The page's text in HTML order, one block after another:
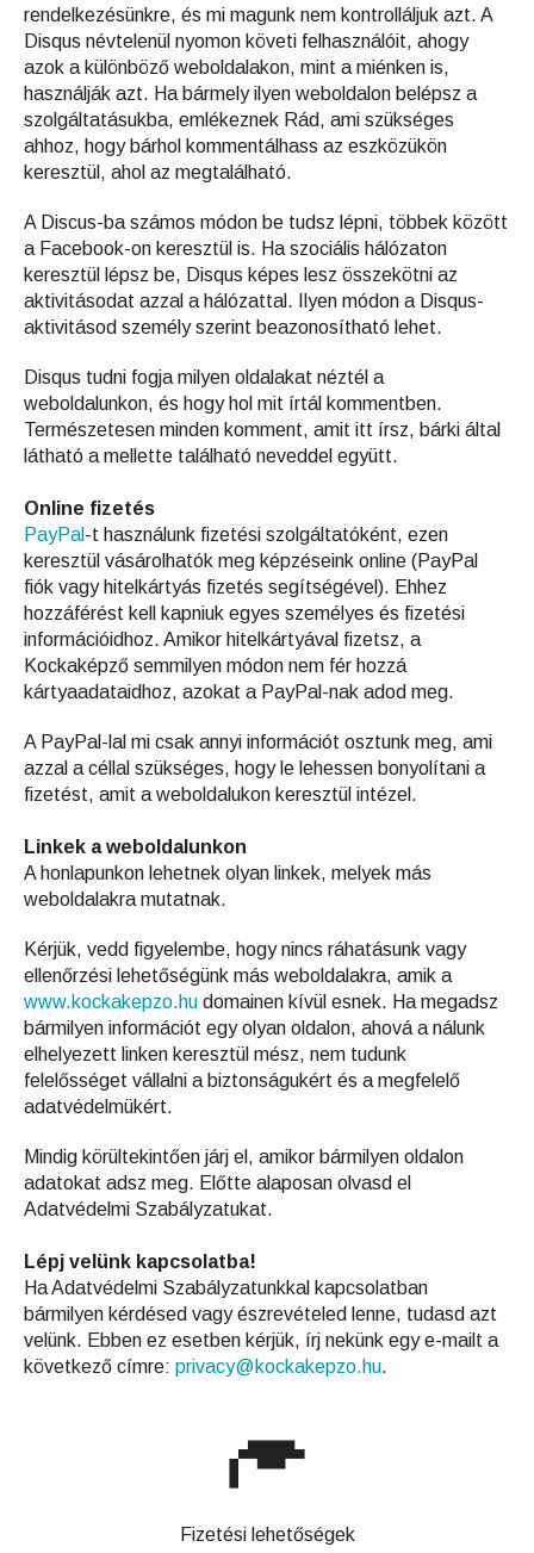
rendelkezésünkre, és mi magunk nem kontrolláljuk azt. A
Disqus névtelenül nyomon követi felhasználóit, ahogy
azok a különböző weboldalakon, mint a miénken is,
használják azt. Ha bármely ilyen weboldalon belépsz a
szolgáltatásukba, emlékeznek Rád, ami szükséges
ahhoz, hogy bárhol kommentálhass az eszközükön
keresztül, ahol az megtalálható.
A Discus-ba számos módon be tudsz lépni, többek között
a Facebook-on keresztül is. Ha szociális hálózaton
keresztül lépsz be, Disqus képes lesz összekötni az
aktivitásodat azzal a hálózattal. Ilyen módon a Disqus-
aktivitásod személy szerint beazonosítható lehet.
Disqus tudni fogja milyen oldalakat néztél a
weboldalunkon, és hogy hol mit írtál kommentben.
Természetesen minden komment, amit itt írsz, bárki által
látható a mellette található neveddel együtt.
Online fizetés
PayPal -t használunk fizetési szolgáltatóként, ezen
keresztül vásárolhatók meg képzéseink online (PayPal
fiók vagy hitelkártyás fizetés segítségével). Ehhez
hozzáférést kell kapniuk egyes személyes és fizetési
információidhoz. Amikor hitelkártyával fizetsz, a
Kockaképző semmilyen módon nem fér hozzá
kártyaadataidhoz, azokat a PayPal-nak adod meg.
A PayPal-lal mi csak annyi információt osztunk meg, ami
azzal a céllal szükséges, hogy le lehessen bonyolítani a
fizetést, amit a weboldalukon keresztül intézel.
Linkek a weboldalunkon
A honlapunkon lehetnek olyan linkek, melyek más
weboldalakra mutatnak.
Kérjük, vedd figyelembe, hogy nincs ráhatásunk vagy
ellenőrzési lehetőségünk más weboldalakra, amik a
www.kockakepzo.hu domainen kívül esnek. Ha megadsz
bármilyen információt egy olyan oldalon, ahová a nálunk
elhelyezett linken keresztül mész, nem tudunk
felelősséget vállalni a biztonságukért és a megfelelő
adatvédelmükért.
Mindig körültekintően járj el, amikor bármilyen oldalon
adatokat adsz meg. Előtte alaposan olvasd el
Adatvédelmi Szabályzatukat.
Lépj velünk kapcsolatba!
Ha Adatvédelmi Szabályzatunkkal kapcsolatban
bármilyen kérdésed vagy észrevételed lenne, tudasd azt
velünk. Ebben ez esetben kérjük, írj nekünk egy e-mailt a
következő címre: privacy@kockakepzo.hu.
Fizetési lehetőségek